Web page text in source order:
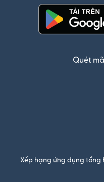
Quét
Xếp hạng ứng dụng